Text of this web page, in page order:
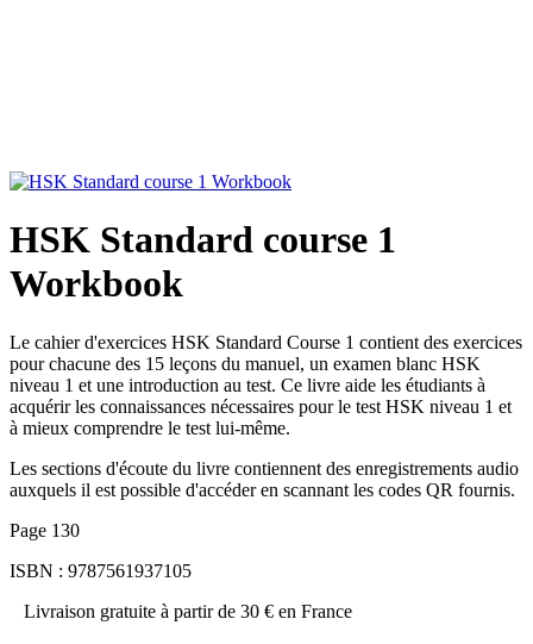
HSK Standard course 1
Workbook
Le cahier d'exercices HSK Standard Course 1 contient des exercices
pour chacune des 15 leçons du manuel, un examen blanc HSK
niveau 1 et une introduction au test. Ce livre aide les étudiants à
acquérir les connaissances nécessaires pour le test HSK niveau 1 et
à mieux comprendre le test lui-même.
Les sections d'écoute du livre contiennent des enregistrements audio
auxquels il est possible d'accéder en scannant les codes QR fournis.
Page 130
ISBN : 9787561937105
Livraison gratuite à partir de 30 € en France